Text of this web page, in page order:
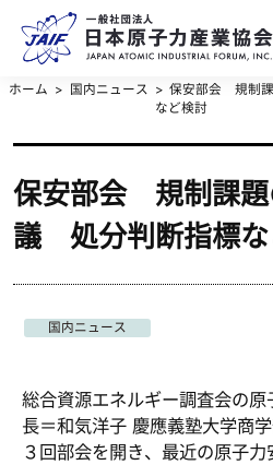
ホーム 国内ニュース
保安部会 規制
など検討
保安部会 規制課題
議 処分判断指標な
国内ニュース
総合資源エネルギー調査会の
長＝和気洋子 慶應義塾大学商
３回部会を開き、最近の原子